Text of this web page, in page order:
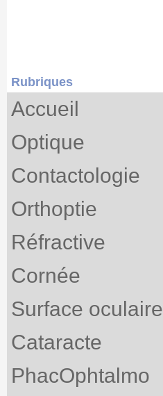
Rubriques
Accueil
Optique
Contactologie
Orthoptie
Réfractive
Cornée
Surface oculaire
Cataracte
PhacOphtalmo